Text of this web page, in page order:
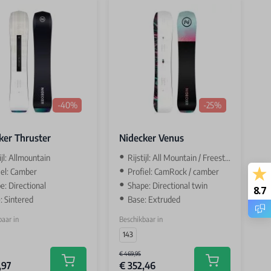
-40%
Thruster
Allmountain
Camber
Directional
Sintered
in
Add to cart
-25%
Nidecker Venus
Rijstijl: All Mountain / Freestyle
Profiel: CamRock / camber
Shape: Directional twin
Base: Extruded
Beschikbaar in
143
€ 469,95
€ 352,46 Add to cart
8.7